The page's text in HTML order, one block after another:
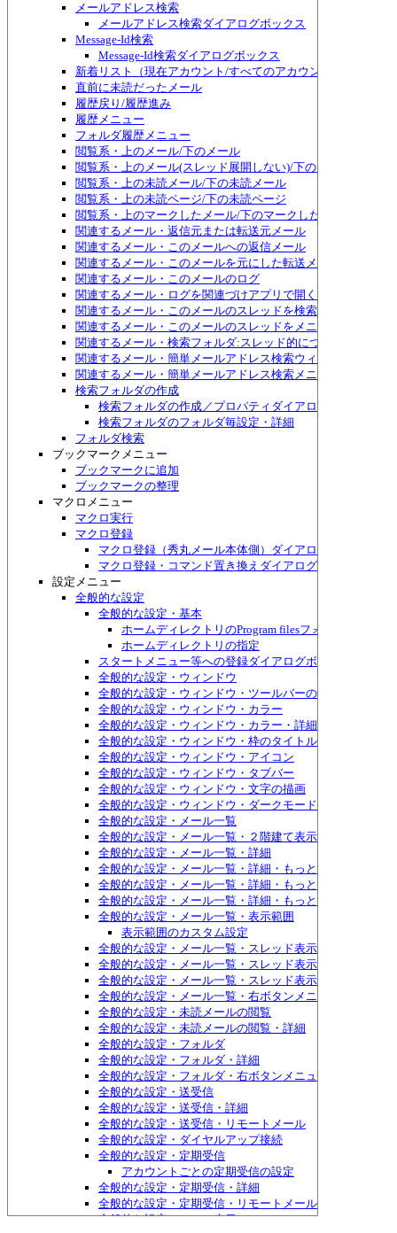
メールアドレス検索
メールアドレス検索ダイアログボックス
Message-Id検索
Message-Id検索ダイアログボックス
新着リスト（現在アカウント/すべてのアカウント）
直前に未読だったメール
履歴戻り/履歴進み
履歴メニュー
フォルダ履歴メニュー
閲覧系・上のメール/下のメール
閲覧系・上のメール(スレッド展開しない)/下のメール(スレッ
閲覧系・上の未読メール/下の未読メール
閲覧系・上の未読ページ/下の未読ページ
閲覧系・上のマークしたメール/下のマークしたメール
関連するメール・返信元または転送元メール
関連するメール・このメールへの返信メール
関連するメール・このメールを元にした転送メール
関連するメール・このメールのログ
関連するメール・ログを関連づけアプリで開く
関連するメール・このメールのスレッドを検索
関連するメール・このメールのスレッドをメニュー表示
関連するメール・検索フォルダ:スレッド的につながるメール
関連するメール・簡単メールアドレス検索ウィンドウ表示
関連するメール・簡単メールアドレス検索メニュー表示
検索フォルダの作成
検索フォルダの作成／プロパティダイアログボックス
検索フォルダのフォルダ毎設定・詳細
フォルダ検索
ブックマークメニュー
ブックマークに追加
ブックマークの整理
マクロメニュー
マクロ実行
マクロ登録
マクロ登録（秀丸メール本体側）ダイアログボックス
マクロ登録・コマンド置き換えダイアログボックス
設定メニュー
全般的な設定
全般的な設定・基本
ホームディレクトリのProgram filesフォルダ配下につ
ホームディレクトリの指定
スタートメニュー等への登録ダイアログボックス
全般的な設定・ウィンドウ
全般的な設定・ウィンドウ・ツールバーの詳細
全般的な設定・ウィンドウ・カラー
全般的な設定・ウィンドウ・カラー・詳細
全般的な設定・ウィンドウ・枠のタイトルバー
全般的な設定・ウィンドウ・アイコン
全般的な設定・ウィンドウ・タブバー
全般的な設定・ウィンドウ・文字の描画
全般的な設定・ウィンドウ・ダークモード
全般的な設定・メール一覧
全般的な設定・メール一覧・２階建て表示のスタイル
全般的な設定・メール一覧・詳細
全般的な設定・メール一覧・詳細・もっと詳細1
全般的な設定・メール一覧・詳細・もっと詳細2
全般的な設定・メール一覧・詳細・もっと詳細3
全般的な設定・メール一覧・表示範囲
表示範囲のカスタム設定
全般的な設定・メール一覧・スレッド表示
全般的な設定・メール一覧・スレッド表示・詳細
全般的な設定・メール一覧・スレッド表示・詳細・もっ
全般的な設定・メール一覧・右ボタンメニュー
全般的な設定・未読メールの閲覧
全般的な設定・未読メールの閲覧・詳細
全般的な設定・フォルダ
全般的な設定・フォルダ・詳細
全般的な設定・フォルダ・右ボタンメニュー
全般的な設定・送受信
全般的な設定・送受信・詳細
全般的な設定・送受信・リモートメール
全般的な設定・ダイヤルアップ接続
全般的な設定・定期受信
アカウントごとの定期受信の設定
全般的な設定・定期受信・詳細
全般的な設定・定期受信・リモートメール
全般的な設定・メール表示